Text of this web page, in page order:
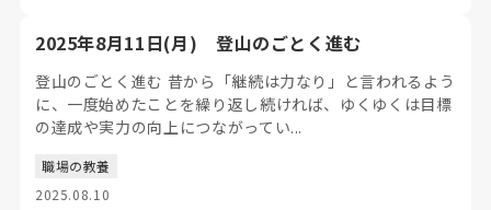
2025年8月11日(月) 登山のごとく進む
登山のごとく進む 昔から「継続は力なり」と言われるよう
に、一度始めたことを繰り返し続ければ、ゆくゆくは目標
の達成や実力の向上につながってい...
職場の教養
2025.08.10